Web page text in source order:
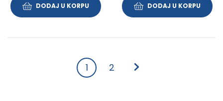
DODAJ U KORPU DODAJ U KORPU
1 2